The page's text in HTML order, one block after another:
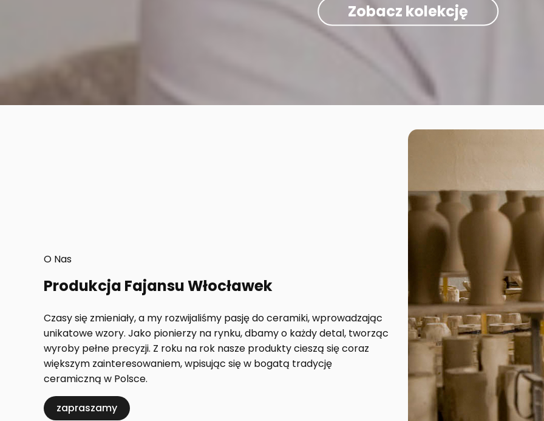
Zobacz kolekcję
O Nas
Produkcja Fajansu Włocławek
Czasy się zmieniały, a my rozwijaliśmy pasję do ceramiki, wprowadzając
unikatowe wzory. Jako pionierzy na rynku, dbamy o każdy detal, tworząc
wyroby pełne precyzji. Z roku na rok nasze produkty cieszą się coraz
większym zainteresowaniem, wpisując się w bogatą tradycję
ceramiczną w Polsce.
zapraszamy